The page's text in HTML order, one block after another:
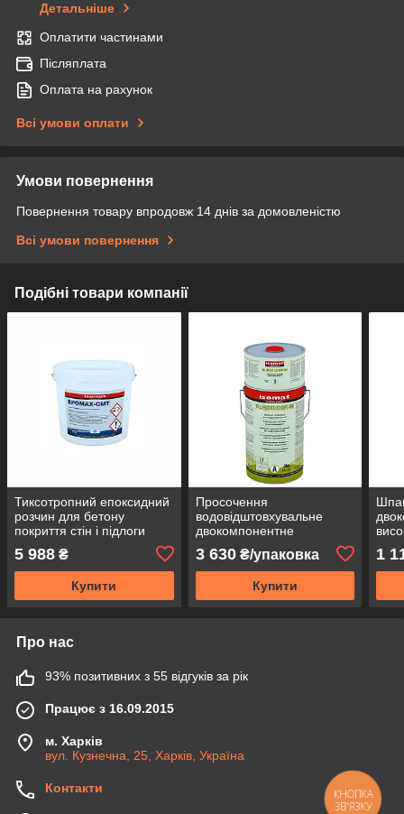
Детальніше
Оплатити частинами
Післяплата
Оплата на рахунок
Всі умови оплати
Умови повернення
Повернення товару впродовж 14 днів за домовленістю
Всі умови повернення
Подібні товари компанії
Тиксотропний епоксидний
розчин для бетону
покриття стін і підлоги
Epomax cmt 25 кг
5 988 ₴
Купити
Просочення
водовідштовхувальне
двокомпонентне
поліпшення властивостей
покриття Ізомат Durofloor
3 630₴/упаковка
Купити
1
Про нас
93% позитивних з 55 відгуків за рік
Працює з 16.09.2015
м. Харків
вул. Кузнечна, 25, Харків, Україна
Контакти
КНОПКА
ЗВ'ЯЗКУ